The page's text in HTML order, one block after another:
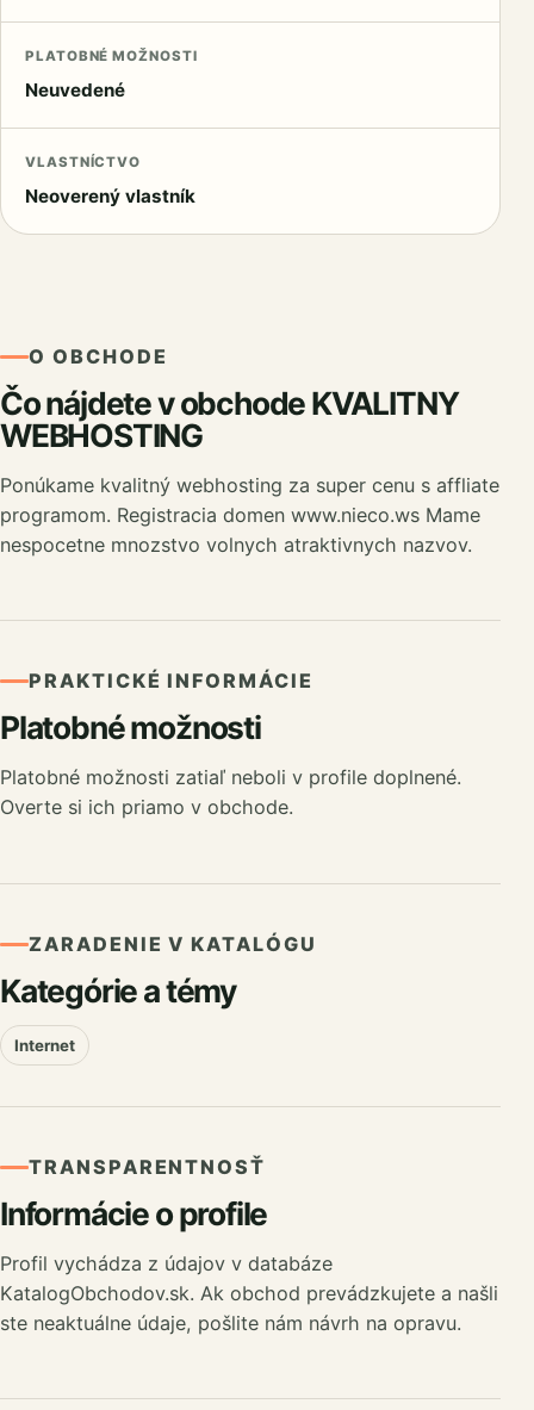
PLATOBNÉ MOŽNOSTI
Neuvedené
VLASTNÍCTVO
Neoverený vlastník
O OBCHODE
Čo nájdete v obchode KVALITNY
WEBHOSTING
Ponúkame kvalitný webhosting za super cenu s affliate
programom. Registracia domen www.nieco.ws Mame
nespocetne mnozstvo volnych atraktivnych nazvov.
PRAKTICKÉ INFORMÁCIE
Platobné možnosti
Platobné možnosti zatiaľ neboli v profile doplnené.
Overte si ich priamo v obchode.
ZARADENIE V KATALÓGU
Kategórie a témy
Internet
TRANSPARENTNOSŤ
Informácie o profile
Profil vychádza z údajov v databáze
KatalogObchodov.sk. Ak obchod prevádzkujete a našli
ste neaktuálne údaje, pošlite nám návrh na opravu.